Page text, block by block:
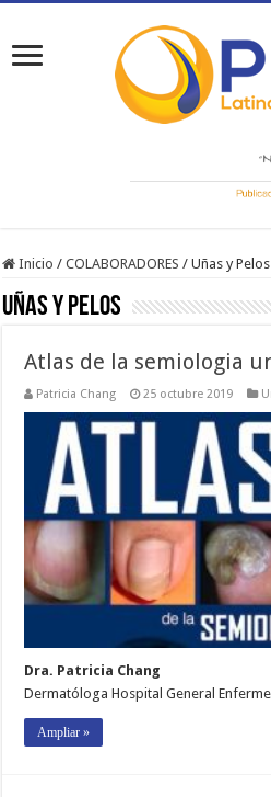
Inicio / COLABORADORES / Uñas y Pelos
Uñas y Pelos
Atlas de la semiologia
Patricia Chang 25 octubre 2019
Dra. Patricia Chang
Dermatóloga Hospital General
Ampliar »